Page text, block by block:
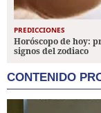
PREDICCIONES
Horóscopo de hoy:
signos del zodiaco
CONTENIDO